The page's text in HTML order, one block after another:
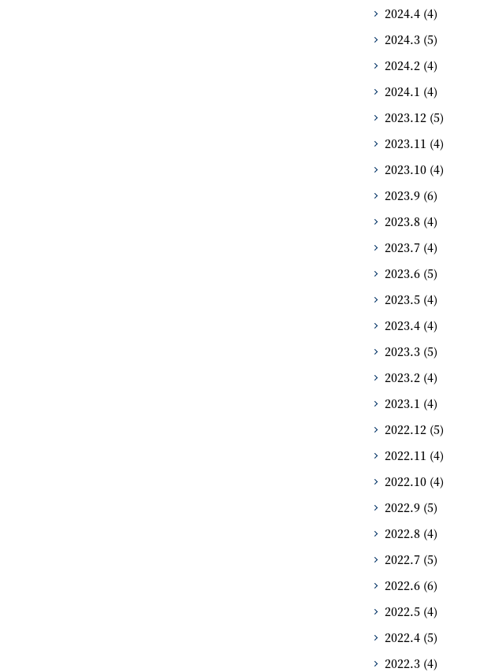
2024.4 (4)
2024.3 (5)
2024.2 (4)
2024.1 (4)
2023.12 (5)
2023.11 (4)
2023.10 (4)
2023.9 (6)
2023.8 (4)
2023.7 (4)
2023.6 (5)
2023.5 (4)
2023.4 (4)
2023.3 (5)
2023.2 (4)
2023.1 (4)
2022.12 (5)
2022.11 (4)
2022.10 (4)
2022.9 (5)
2022.8 (4)
2022.7 (5)
2022.6 (6)
2022.5 (4)
2022.4 (5)
2022.3 (4)